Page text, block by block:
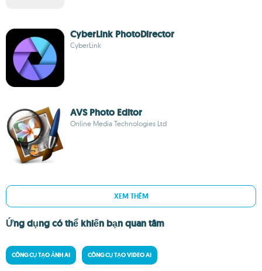
CyberLink PhotoDirector
CyberLink
AVS Photo Editor
Online Media Technologies Ltd
XEM THÊM
Ứng dụng có thể khiến bạn quan tâm
CÔNG CỤ TẠO ẢNH AI CÔNG CỤ TẠO VIDEO AI